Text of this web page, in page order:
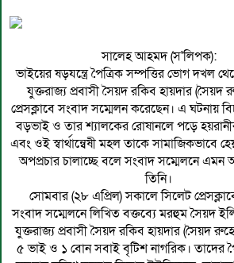
সালেহ আহমদ (স'লিপক):
ভাইয়ের ষড়যন্ত্রে পৈত্রিক সম্পত্তির ভোগ দখল
যুক্তরাজ্য প্রবাসী সৈয়দ রকিব হায়দার (সৈয়দ
প্রেসক্লাবে সংবাদ সম্মেলন করেছেন। এ ঘটনায়
বড়ভাই ও তার শ্যালকের রোষানলে পড়ে
এবং ওই স্বার্থান্বেষী মহল তাকে সামাজিকভাবে
অপপ্রচার চালাচ্ছে বলে সংবাদ সম্মেলনে
তিনি।
সোমবার (২৮ এপ্রিল) সকালে সিলেট
সংবাদ সম্মেলনে লিখিত বক্তব্যে মরহুম সৈয়দ
যুক্তরাজ্য প্রবাসী সৈয়দ রকিব হায়দার (সৈয়দ
৫ ভাই ও ১ বোন সবাই বৃটিশ নাগরিক। তাদের